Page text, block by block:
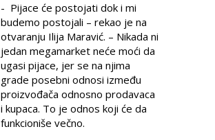
- Pijace će postojati dok i mi
budemo postojali – rekao je na
otvaranju Ilija Maravić. – Nikada ni
jedan megamarket neće moći da
ugasi pijace, jer se na njima
grade posebni odnosi između
proizvođača odnosno prodavaca
i kupaca. To je odnos koji će da
funkcioniše večno.